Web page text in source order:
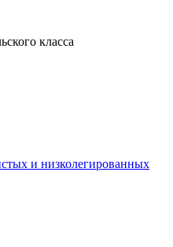
класса
и низколегированных